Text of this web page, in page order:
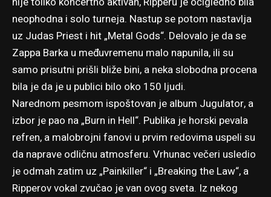
neophodna i solo turneja. Nastup se potom nastavlja
uz Judas Priest i hit „Metal Gods“. Delovalo je da se
Zappa Barka u međuvremenu malo napunila, ili su
samo prisutni prišli bliže bini, a neka slobodna procena
bila je da je u publici bilo oko 150 ljudi.
Narednom pesmom ispoštovan je album Jugulator, a
izbor je pao na „Burn in Hell“. Publika je horski pevala
refren, a malobrojni fanovi u prvim redovima uspeli su
da naprave odličnu atmosferu. Vrhunac večeri usledio
je odmah zatim uz „Painkiller“ i „Breaking the Law“, a
Ripperov vokal zvučao je van ovog sveta. Iz nekog